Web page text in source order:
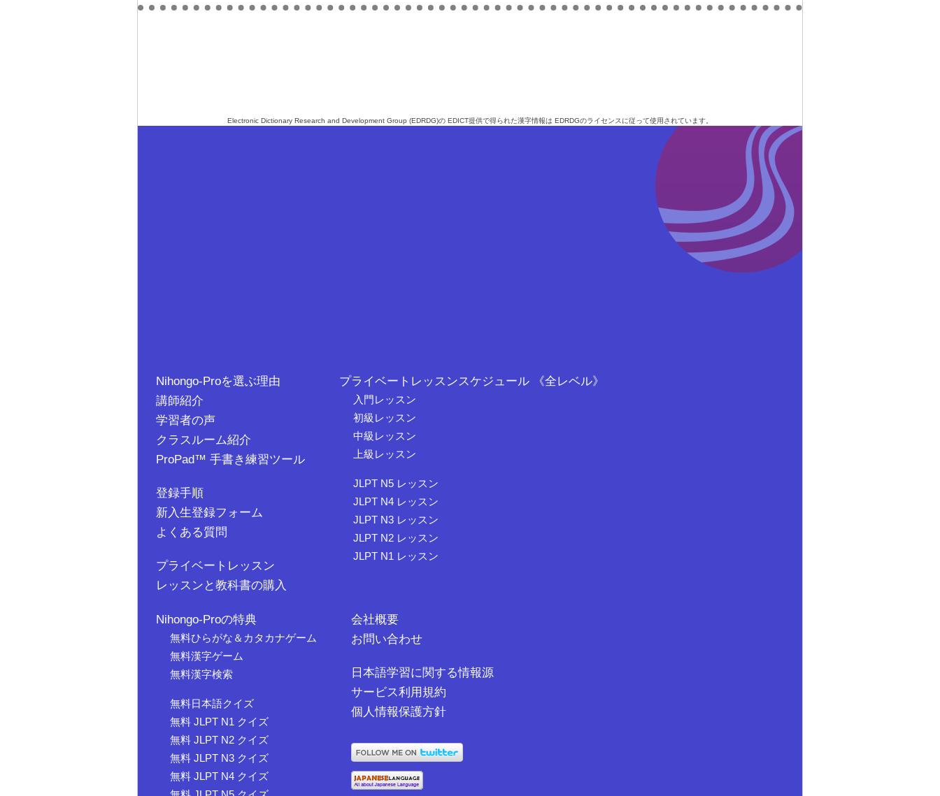
Electronic Dictionary Research and Development Group (EDRDG)の EDICT提供で得られた漢字情報は EDRDGのライセンス に従って使用されています。
Nihongo-Proを選ぶ理由
講師紹介
学習者の声
クラスルーム紹介
ProPad™ 手書き練習ツール
登録手順
新入生登録フォーム
よくある質問
プライベートレッスン
レッスンと教科書の購入
プライベートレッスンスケジュール 《全レベル》
入門レッスン
初級レッスン
中級レッスン
上級レッスン
JLPT N5 レッスン
JLPT N4 レッスン
JLPT N3 レッスン
JLPT N2 レッスン
JLPT N1 レッスン
Nihongo-Proの特典
無料ひらがな＆カタカナゲーム
無料漢字ゲーム
無料漢字検索
無料日本語クイズ
無料 JLPT N1 クイズ
無料 JLPT N2 クイズ
無料 JLPT N3 クイズ
無料 JLPT N4 クイズ
会社概要
お問い合わせ
日本語学習に関する情報源
サービス利用規約
個人情報保護方針